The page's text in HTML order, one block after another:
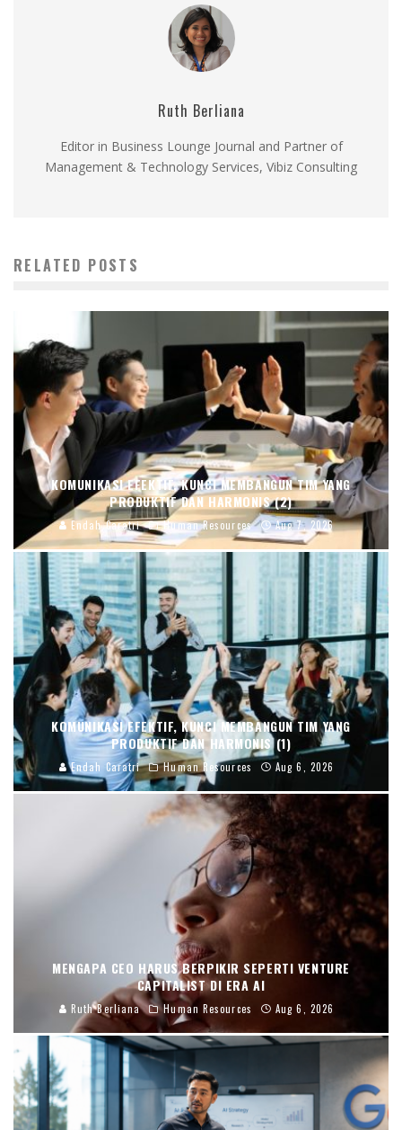
Ruth Berliana
Editor in Business Lounge Journal and Partner of
Management & Technology Services, Vibiz Consulting
RELATED POSTS
KOMUNIKASI EFEKTIF, KUNCI MEMBANGUN TIM YANG
PRODUKTIF DAN HARMONIS (2)
Endah Caratri Human Resources Aug 7, 2026
KOMUNIKASI EFEKTIF, KUNCI MEMBANGUN TIM YANG
PRODUKTIF DAN HARMONIS (1)
Endah Caratri Human Resources Aug 6, 2026
MENGAPA CEO HARUS BERPIKIR SEPERTI VENTURE
CAPITALIST DI ERA AI
Ruth Berliana Human Resources Aug 6, 2026